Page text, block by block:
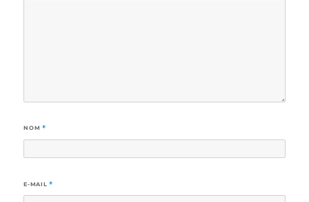
NOM *
E-MAIL *